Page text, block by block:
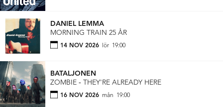
DANIEL LEMMA
MORNING TRAIN 25 ÅR
14 NOV 2026 lör 19:00
BATALJONEN
ZOMBIE ‐ THEY'RE ALREADY HERE
16 NOV 2026 mån 19:00